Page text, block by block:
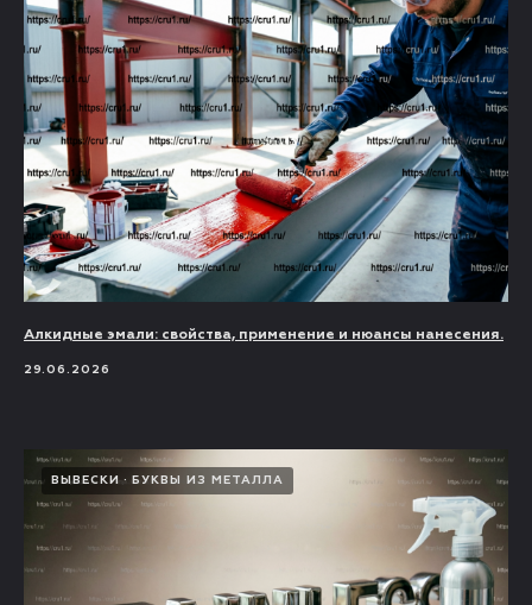
Алкидные эмали: свойства, применение и нюансы нанесения.
29.06.2026
ВЫВЕСКИ БУКВЫ ИЗ МЕТАЛЛА